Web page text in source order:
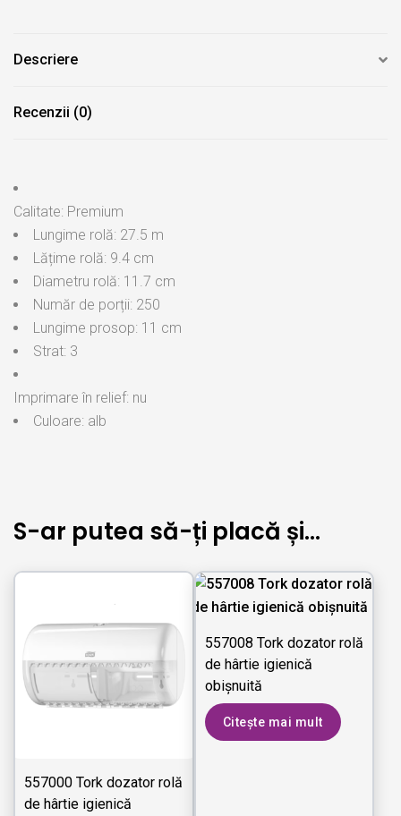
Descriere
Recenzii (0)
Calitate: Premium
Lungime rolă: 27.5 m
Lățime rolă: 9.4 cm
Diametru rolă: 11.7 cm
Număr de porții: 250
Lungime prosop: 11 cm
Strat: 3
Imprimare în relief: nu
Culoare: alb
S-ar putea să-ți placă și…
557000 Tork dozator rolă
de hârtie igienică
557008 Tork dozator rolă
de hârtie igienică
obişnuită
Citește mai mult